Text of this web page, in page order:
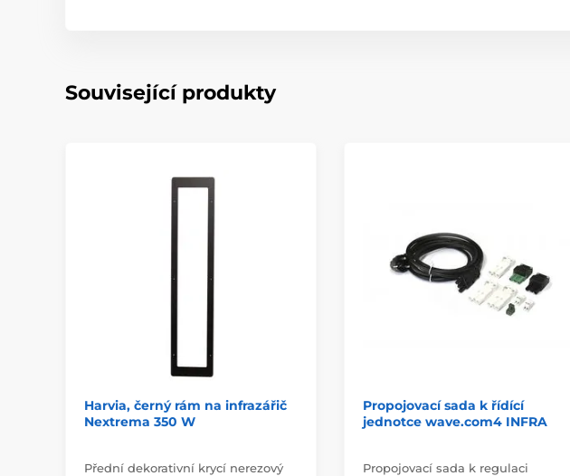
Související produkty
Harvia, černý rám na infrazářič
Nextrema 350 W
Přední dekorativní krycí nerezový
Propojovací sada k řídící
jednotce wave.com4 INFRA
Propojovací sada k regulaci